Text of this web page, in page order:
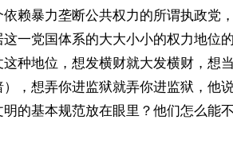
赖暴力垄断公共权力的所谓执政党
一党国体系的大大小小的权力地位
种地位，想发横财就大发横财，想
，想弄你进监狱就弄你进监狱，他
的基本规范放在眼里？他们怎么能